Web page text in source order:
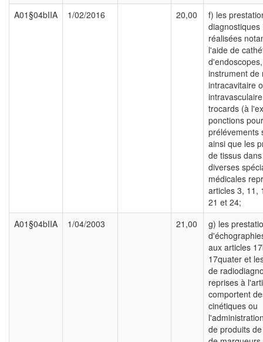
A01§04bIIA
1/02/2016 20,00
f) les
diagnostiques
réalisées
l'aide de
instrument de
intracavitaire
trocards (à
ponctions pour
prélévements
ainsi que les
de tissus
diverses
médicales
articles 3, 11,
21 et 24;
A01§04bIIA
1/04/2003 21,00
g) les
aux articles
17quater et
de
reprises à
comportent
cinétiques ou
de produits